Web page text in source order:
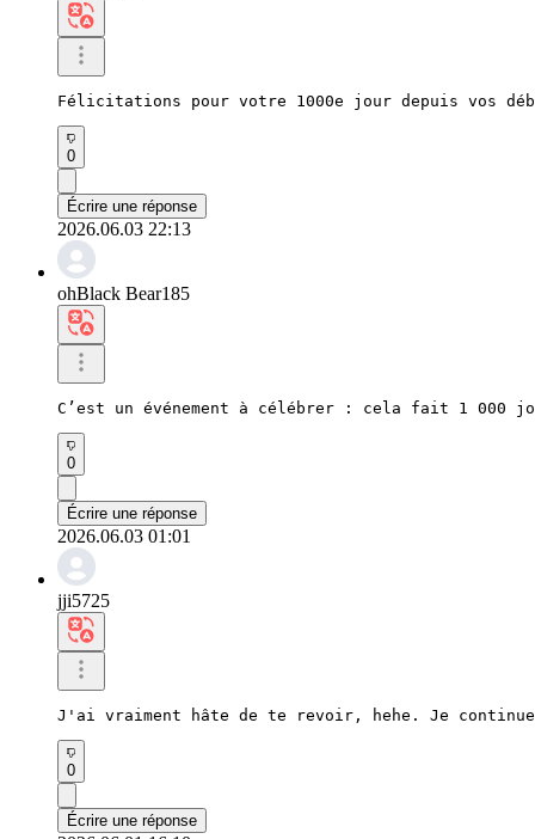
Félicitations pour votre 1000e jour depuis vos
0
Écrire une réponse
2026.06.03 22:13
ohBlack Bear185
C’est un événement à célébrer : cela fait 1 000
0
Écrire une réponse
2026.06.03 01:01
jji5725
J'ai vraiment hâte de te revoir, hehe. Je
0
Écrire une réponse